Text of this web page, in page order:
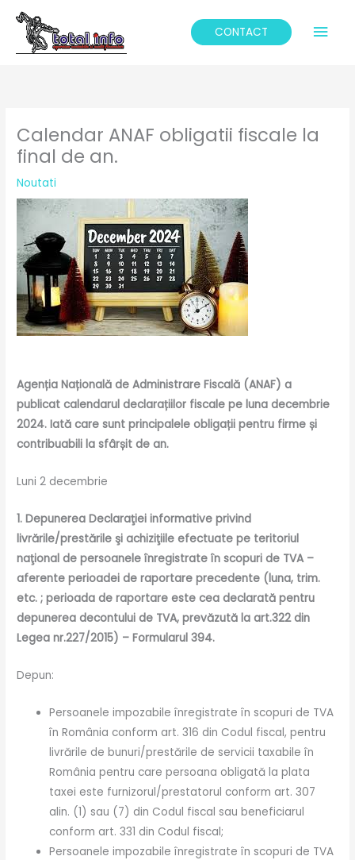
Skip
content
Main
CONTACT
Calendar ANAF obligatii fiscale la
final de an.
Noutati
Agenția Națională de Administrare Fiscală (ANAF) a
publicat calendarul declarațiilor fiscale pe luna decembrie
2024. Iată care sunt principalele obligații pentru firme și
contribuabili la sfârșit de an.
Luni 2 decembrie
1. Depunerea Declaraţiei informative privind
livrările/prestările şi achiziţiile efectuate pe teritoriul
naţional de persoanele înregistrate în scopuri de TVA –
aferente perioadei de raportare precedente (luna, trim.
etc. ; perioada de raportare este cea declarată pentru
depunerea decontului de TVA, prevăzută la art.322 din
Legea nr.227/2015) – Formularul 394.
Depun:
Persoanele impozabile înregistrate în scopuri de TVA
în România conform art. 316 din Codul fiscal, pentru
livrările de bunuri/prestările de servicii taxabile în
România pentru care persoana obligată la plata
taxei este furnizorul/prestatorul conform art. 307
alin. (1) sau (7) din Codul fiscal sau beneficiarul
conform art. 331 din Codul fiscal;
Persoanele impozabile înregistrate în scopuri de TVA